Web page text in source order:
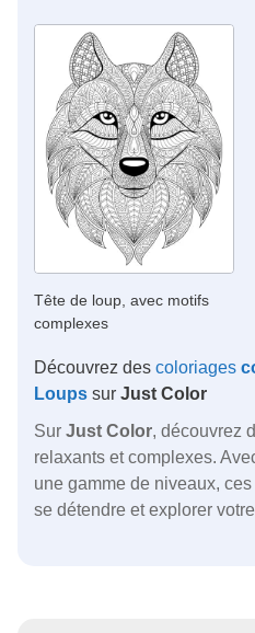
Tête de loup, avec motifs
complexes
Découvrez des coloriages
Loups sur Just Color
Sur Just Color, découvrez
relaxants et complexes.
une gamme de niveaux,
se détendre et explorer